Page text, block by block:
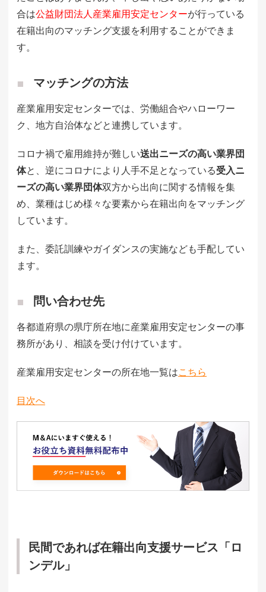
合は公益財団法人産業雇用安定センターが行っている
在籍出向のマッチング支援を利用することができま
す。
マッチングの方法
産業雇用安定センターでは、労働組合やハローワー
ク、地方自治体などと連携しています。
コロナ禍で雇用維持が難しい送出ニーズの高い業界団
体と、逆にコロナにより人手不足となっている受入ニ
ーズの高い業界団体双方から出向に関する情報を集
め、業種はじめ様々な要素から在籍出向をマッチング
しています。
また、委託訓練やガイダンスの実施なども手配してい
ます。
問い合わせ先
各都道府県の県庁所在地に産業雇用安定センターの事
務所があり、相談を受け付けています。
産業雇用安定センターの所在地一覧はこちら
目次へ
民間であれば在籍出向支援サービス「ロ
ンデル」